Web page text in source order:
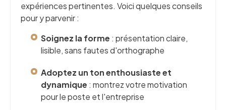
expériences pertinentes. Voici quelques conseils
pour y parvenir :
Soignez la forme : présentation claire,
lisible, sans fautes d'orthographe
Adoptez un ton enthousiaste et
dynamique : montrez votre motivation
pour le poste et l'entreprise